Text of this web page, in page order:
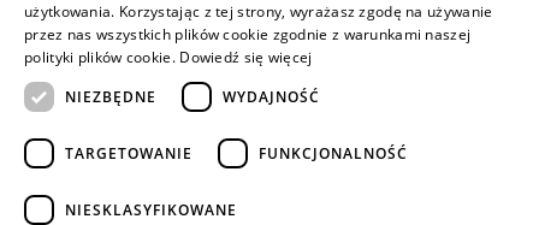
Autoryzowany e-sklep
użytkowania. Korzystając z tej strony, wyrażasz zgodę na używanie
przez nas wszystkich plików cookie zgodnie z warunkami naszej
polityki plików cookie. Dowiedź się więcej
NIEZBĘDNE
WYDAJNOŚĆ
TARGETOWANIE FUNKCJONALNOŚĆ
NIESKLASYFIKOWANE